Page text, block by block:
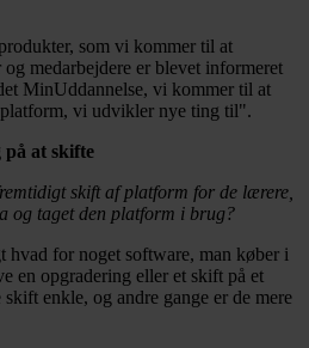
som vi kommer til at
medarbejdere er blevet informeret
MinUddannelse, vi kommer til at
platform, vi udvikler nye ting til".
at skifte
skift af platform for de lærere,
og taget den platform i brug?
for noget software, man køber i
en opgradering eller et skift på et
enkle, og andre gange er de mere